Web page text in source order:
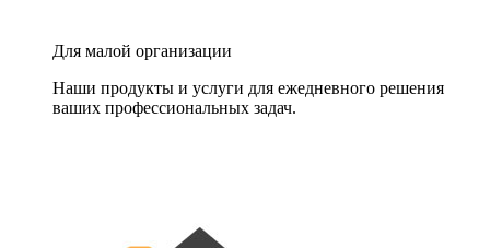
Для малой организации
Наши продукты и услуги для ежедневного решения
ваших профессиональных задач.